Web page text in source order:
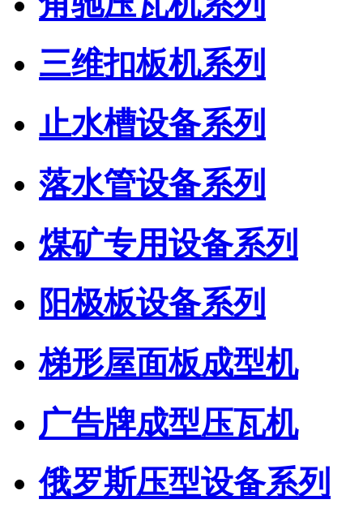
三维扣板机系列
止水槽设备系列
落水管设备系列
煤矿专用设备系列
阳极板设备系列
梯形屋面板成型机
广告牌成型压瓦机
俄罗斯压型设备系列